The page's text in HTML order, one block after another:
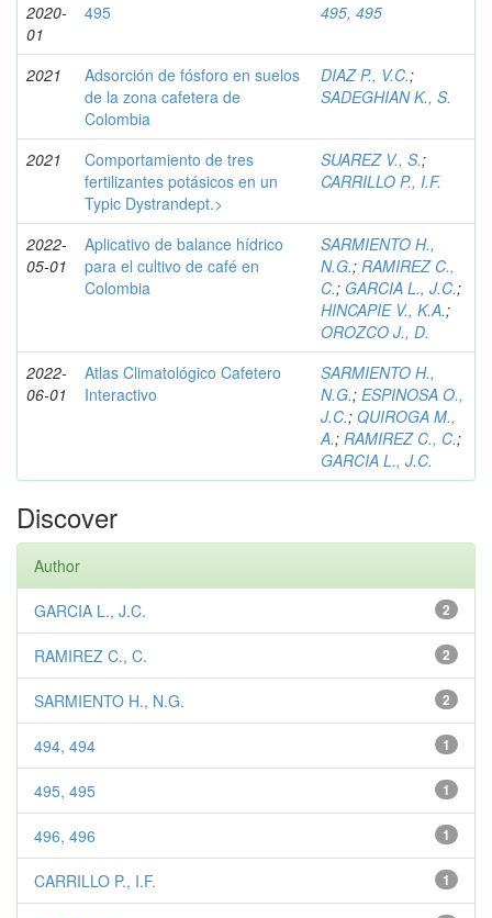
2020-
01
495 495, 495
2021
Adsorción de fósforo en suelos
de la zona cafetera de
Colombia
DIAZ P., V.C.;
SADEGHIAN K., S.
2021
Comportamiento de tres
fertilizantes potásicos en un
Typic Dystrandept.>
SUAREZ V., S.;
CARRILLO P., I.F.
2022-
05-01
Aplicativo de balance hídrico
para el cultivo de café en
Colombia
SARMIENTO H.,
N.G.; RAMIREZ C.,
C.; GARCIA L., J.C.;
HINCAPIE V., K.A.;
OROZCO J., D.
2022-
06-01
Atlas Climatológico Cafetero
Interactivo
SARMIENTO H.,
N.G.; ESPINOSA O.,
J.C.; QUIROGA M.,
A.; RAMIREZ C., C.;
GARCIA L., J.C.
Discover
Author
2
GARCIA L., J.C.
2
RAMIREZ C., C.
2
SARMIENTO H., N.G.
1
494, 494
1
495, 495
1
496, 496
1
CARRILLO P., I.F.